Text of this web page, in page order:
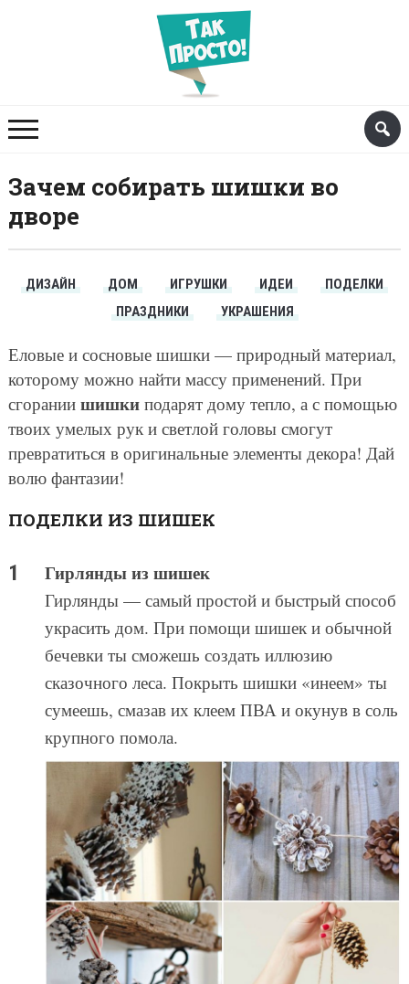
Зачем собирать шишки во
дворе
ДИЗАЙН ДОМ ИГРУШКИ ИДЕИ
ПОДЕЛКИ
ПРАЗДНИКИ
УКРАШЕНИЯ
Еловые и сосновые шишки — природный материал,
которому можно найти массу применений. При
сгорании шишкиподарят дому тепло, а с помощью
твоих умелых рук и светлой головы смогут
превратиться в оригинальные элементы декора! Дай
волю фантазии!
ПОДЕЛКИ ИЗ ШИШЕК
Гирлянды из шишек
Гирлянды — самый простой и быстрый способ
украсить дом. При помощи шишек и обычной
бечевки ты сможешь создать иллюзию
сказочного леса. Покрыть шишки «инеем» ты
сумеешь, смазав их клеем ПВА и окунув в соль
крупного помола.